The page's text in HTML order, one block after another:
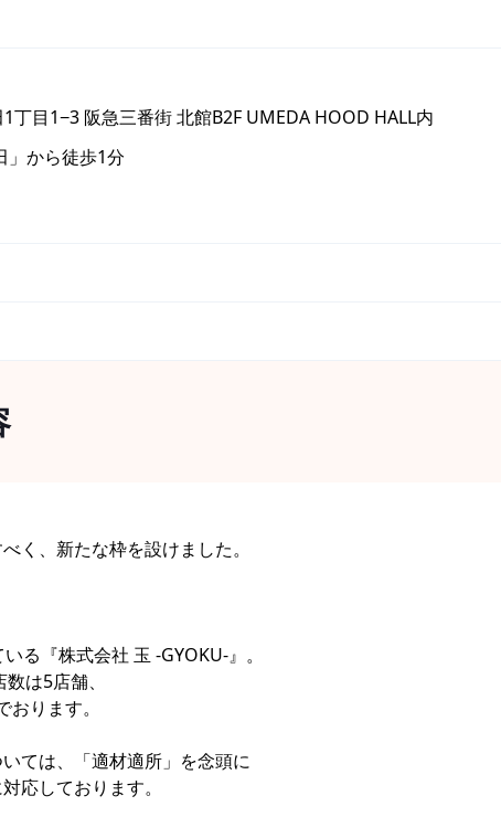
丁目1−3 阪急三番街 北館B2F UMEDA HOOD HALL内
」から徒歩1分
く、新たな枠を設けました。
る『株式会社 玉 -GYOKU-』。
は5店舗、
ります。
ては、「適材適所」を念頭に
応しております。